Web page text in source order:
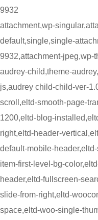
9932
attachment,wp-
default,single,single-
9932,attachment-jpeg,wp-
audrey-child,theme-
js,audrey child-child-ver-
scroll,eltd-smooth-page-
1200,eltd-blog-
right,eltd-header-
default-mobile-
item-first-level-bg-
header,eltd-fullscreen-
slide-from-right,eltd-
space,eltd-woo-single-